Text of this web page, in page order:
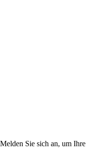
Melden Sie sich an, um